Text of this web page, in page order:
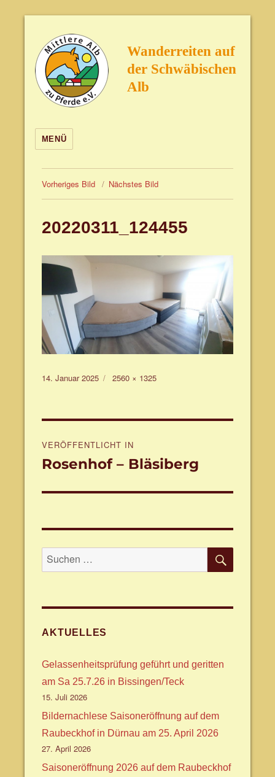
Wanderreiten auf
der Schwäbischen
Alb
MENÜ
Vorheriges Bild Nächstes Bild
20220311_124455
Veröffentlicht
14. Januar 2025
Volle
2560 × 1325
VERÖFFENTLICHT IN
Rosenhof – Bläsiberg
Suche
nach:
AKTUELLES
Gelassenheitsprüfung geführt und geritten
am Sa 25.7.26 in Bissingen/Teck
15. Juli 2026
Bildernachlese Saisoneröffnung auf dem
Raubeckhof in Dürnau am 25. April 2026
27. April 2026
Saisoneröffnung 2026 auf dem Raubeckhof